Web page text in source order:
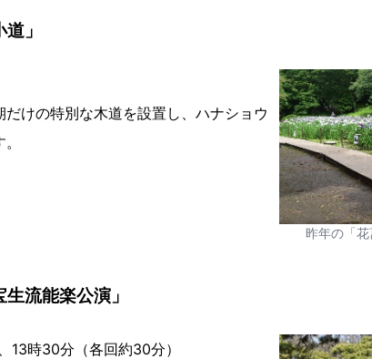
」
けの特別な木道を設置し、ハナショウ
昨年の「
生流能楽公演」
13時30分（各回約30分）